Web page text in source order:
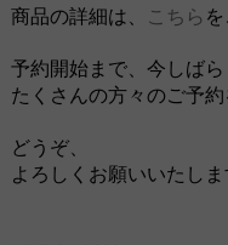
商品の詳細は、 こちら
予約開始まで、今しばら
たくさんの方々のご予約
どうぞ、
よろしくお願いいたしま